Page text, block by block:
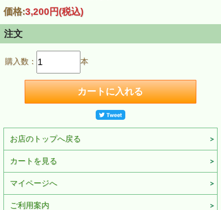
価格:3,200円(税込)
注文
購入数： 本
お店のトップへ戻る
カートを見る
マイページへ
ご利用案内